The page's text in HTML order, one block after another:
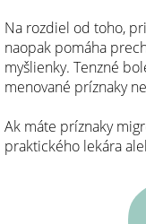
Na rozdiel od toho,
naopak pomáha
myšlienky. Tenzné
menované príznaky
Ak máte príznaky
praktického lekára